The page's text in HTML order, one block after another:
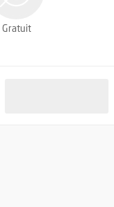
Gratuit